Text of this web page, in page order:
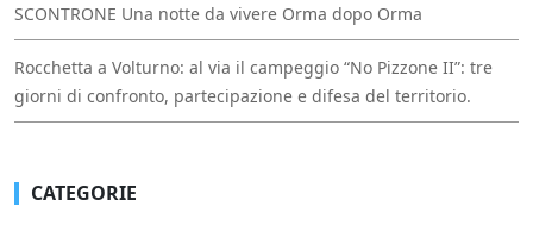
SCONTRONE Una notte da vivere Orma dopo Orma
Rocchetta a Volturno: al via il campeggio “No Pizzone II”: tre
giorni di confronto, partecipazione e difesa del territorio.
CATEGORIE